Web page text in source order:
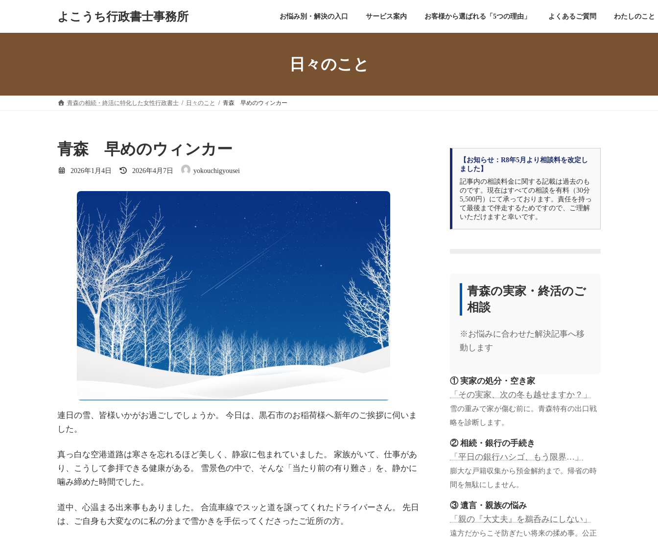
ッ
移
よこうち行政書士事務所 お悩み別・解決の入口 サービス案内 お客様から選ばれる「5つの理由」 よくあるご質問 わたしのこと
日々のこと
青森の相続・終活に特化した女性行政書士 日々のこと 青森 早めのウィンカー
青森 早めのウィンカー
2026年1月4日
最
新
日
時
:
2026年4月7日 yokouchigyousei
連日の雪、皆様いかがお過ごしでしょうか。 今日は、黒石市のお稲荷様へ新年のご挨拶に伺いま
した。
真っ白な空港道路は寒さを忘れるほど美しく、静寂に包まれていました。 家族がいて、仕事があ
り、こうして参拝できる健康がある。 雪景色の中で、そんな「当たり前の有り難さ」を、静かに
噛み締めた時間でした。
道中、心温まる出来事もありました。 合流車線でスッと道を譲ってくれたドライバーさん。 先日
は、ご自身も大変なのに私の分まで雪かきを手伝ってくださったご近所の方。
【お知らせ：R8年5月より相談料を改定し
ました】
記事内の相談料金に関する記載は過去のも
のです。現在はすべての相談を有料（30分
5,500円）にて承っております。責任を持っ
て最後まで伴走するためですので、ご理解
いただけますと幸いです。
青森の実家・終活のご
相談
※お悩みに合わせた解決記事へ移
動します
① 実家の処分・空き家
「その実家、次の冬も越せますか？」
雪の重みで家が傷む前に。青森特有の出口戦
略を診断します。
② 相続・銀行の手続き
「平日の銀行ハシゴ、もう限界…」
膨大な戸籍収集から預金解約まで。帰省の時
間を無駄にしません。
③ 遺言・親族の悩み
「親の『大丈夫』を鵜呑みにしない」
遠方だからこそ防ぎたい将来の揉め事。公正